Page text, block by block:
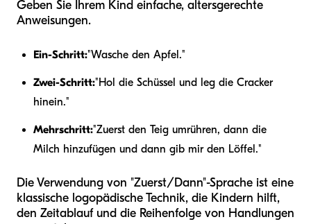
Geben Sie Ihrem Kind einfache, altersgerechte
Anweisungen.
Ein-Schritt:"Wasche den Apfel."
Zwei-Schritt:"Hol die Schüssel und leg die Cracker
hinein."
Mehrschritt:"Zuerst den Teig umrühren, dann die
Milch hinzufügen und dann gib mir den Löffel."
Die Verwendung von "Zuerst/Dann"-Sprache ist eine
klassische logopädische Technik, die Kindern hilft,
den Zeitablauf und die Reihenfolge von Handlungen